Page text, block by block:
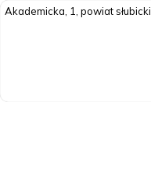
Akademicka, 1, powiat słubicki